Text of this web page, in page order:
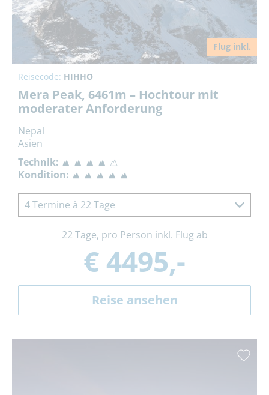
Flug inkl.
Reisecode: HIHHO
Mera Peak, 6461m – Hochtour mit
moderater Anforderung
Nepal
Asien
Technik:
Kondition:
4 Termine à 22 Tage
22 Tage, pro Person inkl. Flug ab
€ 4495,-
Reise ansehen